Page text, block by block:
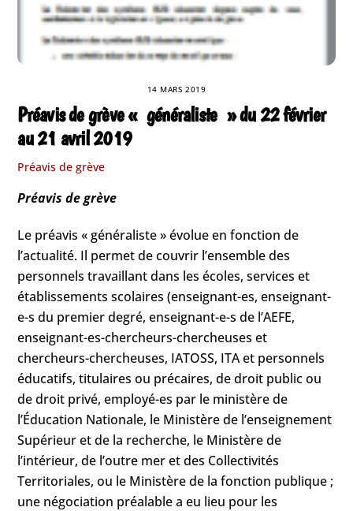
14 MARS 2019
Préavis de grève « généraliste » du 22 février
au 21 avril 2019
Préavis de grève
Préavis de grève
Le préavis « généraliste » évolue en fonction de
l’actualité. Il permet de couvrir l’ensemble des
personnels travaillant dans les écoles, services et
établissements scolaires (enseignant-es, enseignant-
e-s du premier degré, enseignant-e-s de l’AEFE,
enseignant-es-chercheurs-chercheuses et
chercheurs-chercheuses, IATOSS, ITA et personnels
éducatifs, titulaires ou précaires, de droit public ou
de droit privé, employé-es par le ministère de
l’Éducation Nationale, le Ministère de l’enseignement
Supérieur et de la recherche, le Ministère de
l’intérieur, de l’outre mer et des Collectivités
Territoriales, ou le Ministère de la fonction publique ;
une négociation préalable a eu lieu pour les